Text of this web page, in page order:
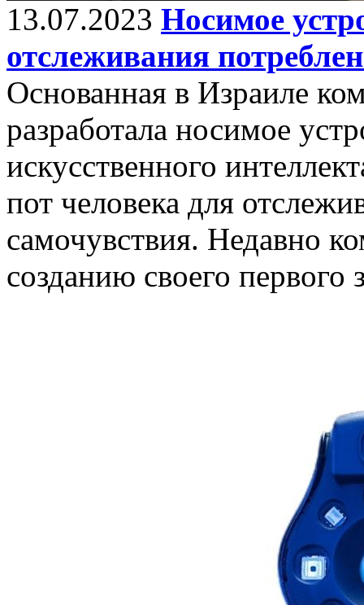
13.07.2023 Носимое
отслеживания
Основанная в Израиле
разработала носимое
искусственного
пот человека для
самочувствия. Недавно
созданию своего первого